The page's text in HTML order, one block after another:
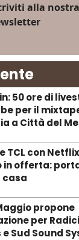
alla nostra
50 ore di
per il
a Città del
TCL con Netflix
in offerta:
casa
propone
per
e Sud Sound